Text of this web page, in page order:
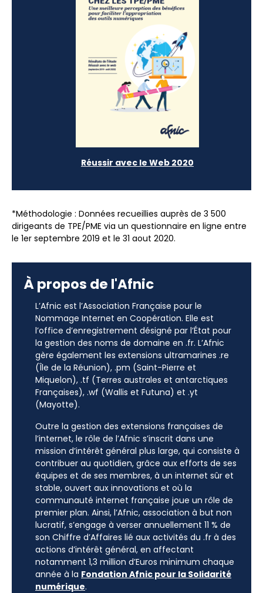
Réussir avec le Web 2020
*Méthodologie : Données recueillies auprès de 3 500
dirigeants de TPE/PME via un questionnaire en ligne entre
le 1er septembre 2019 et le 31 aout 2020.
À propos de l'Afnic
L’Afnic est l’Association Française pour le
Nommage Internet en Coopération. Elle est
l’office d’enregistrement désigné par l’État pour
la gestion des noms de domaine en .fr. L’Afnic
gère également les extensions ultramarines .re
(Île de la Réunion), .pm (Saint-Pierre et
Miquelon), .tf (Terres australes et antarctiques
Françaises), .wf (Wallis et Futuna) et .yt
(Mayotte).
Outre la gestion des extensions françaises de
l’internet, le rôle de l’Afnic s’inscrit dans une
mission d’intérêt général plus large, qui consiste à
contribuer au quotidien, grâce aux efforts de ses
équipes et de ses membres, à un internet sûr et
stable, ouvert aux innovations et où la
communauté internet française joue un rôle de
premier plan. Ainsi, l’Afnic, association à but non
lucratif, s’engage à verser annuellement 11 % de
son Chiffre d’Affaires lié aux activités du .fr à des
actions d’intérêt général, en affectant
notamment 1,3 million d’Euros minimum chaque
année à la Fondation Afnic pour la Solidarité
numérique.